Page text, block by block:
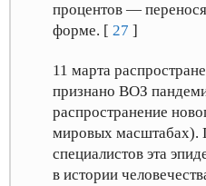
процентов —
форме. [ 27 ]
11 марта
признано ВОЗ
распространение
мировых масштабах).
специалистов эта
в истории